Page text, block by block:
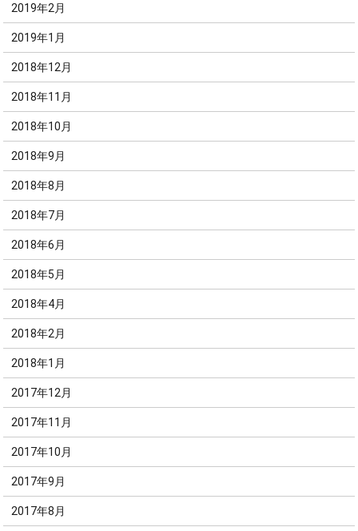
2019年2月
2019年1月
2018年12月
2018年11月
2018年10月
2018年9月
2018年8月
2018年7月
2018年6月
2018年5月
2018年4月
2018年2月
2018年1月
2017年12月
2017年11月
2017年10月
2017年9月
2017年8月